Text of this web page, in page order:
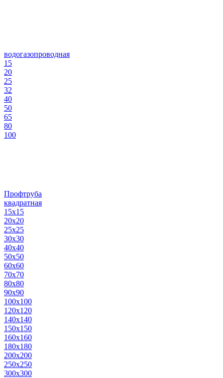
водогазопроводная
15
20
25
32
40
50
65
80
100
Профтруба
квадратная
15х15
20х20
25х25
30х30
40х40
50х50
60х60
70х70
80х80
90х90
100х100
120х120
140х140
150х150
160х160
180х180
200х200
250х250
300х300